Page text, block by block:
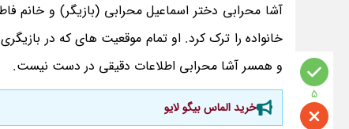
آشا محرابی دختر اسماعیل محرابی (بازیگر) و خانم
خانواده را ترک کرد. او تمام موقعیت های که در
و همسر آشا محرابی اطلاعات دقیقی در دست نیست.
خرید الماس بیگو لایو
5